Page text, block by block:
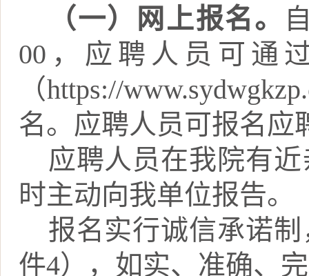
（一）网上报名。
00 ，应聘人员可通
（https://
名。应聘人员可报名应
应聘人员在我院有
时主动向我单位报告。
报名实行诚信承诺
件4），如实、准确、